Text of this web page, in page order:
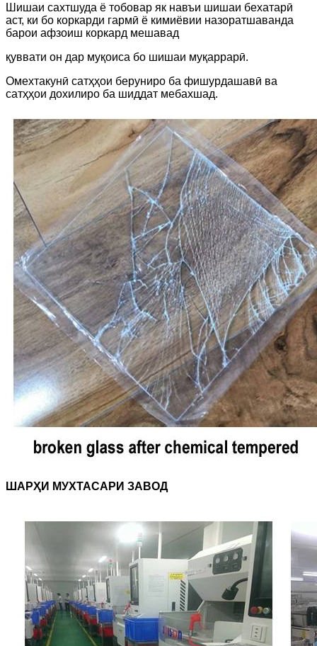
Шишаи сахтшуда ё тобовар як навъи шишаи бехатарӣ
аст, ки бо коркарди гармӣ ё кимиёвии назоратшаванда
барои афзоиш коркард мешавад
қуввати он дар муқоиса бо шишаи муқаррарӣ.
Омехтакунӣ сатҳҳои беруниро ба фишурдашавӣ ва
сатҳҳои дохилиро ба шиддат мебахшад.
ШАРҲИ МУХТАСАРИ ЗАВОД